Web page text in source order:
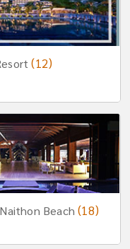
(12)
Beach(18)